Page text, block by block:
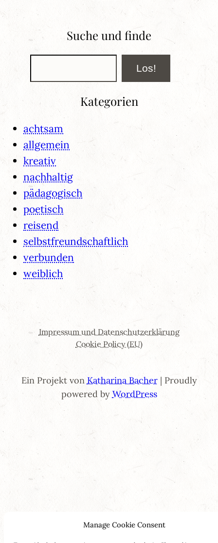
Manage Cookie Consent
Suche und finde
Los!
Kategorien
achtsam
allgemein
kreativ
nachhaltig
pädagogisch
poetisch
reisend
selbstfreundschaftlich
verbunden
weiblich
Impressum und Datenschutzerklärung
Cookie Policy (EU)
Ein Projekt von Katharina Bacher| Proudly
powered by WordPress